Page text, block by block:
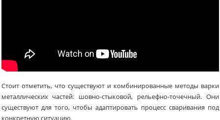
Стоит отметить, что существуют и комбинированные методы варки
металлических частей: шовно-стыковой, рельефно-точечный. Они
существуют для того, чтобы адаптировать процесс сваривания под
конкретную ситуацию.